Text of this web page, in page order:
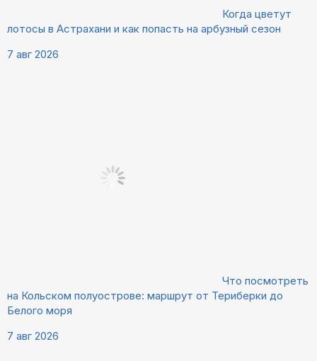
Когда цветут
лотосы в Астрахани и как попасть на арбузный сезон
7 авг 2026
Что посмотреть
на Кольском полуострове: маршрут от Териберки до
Белого моря
7 авг 2026